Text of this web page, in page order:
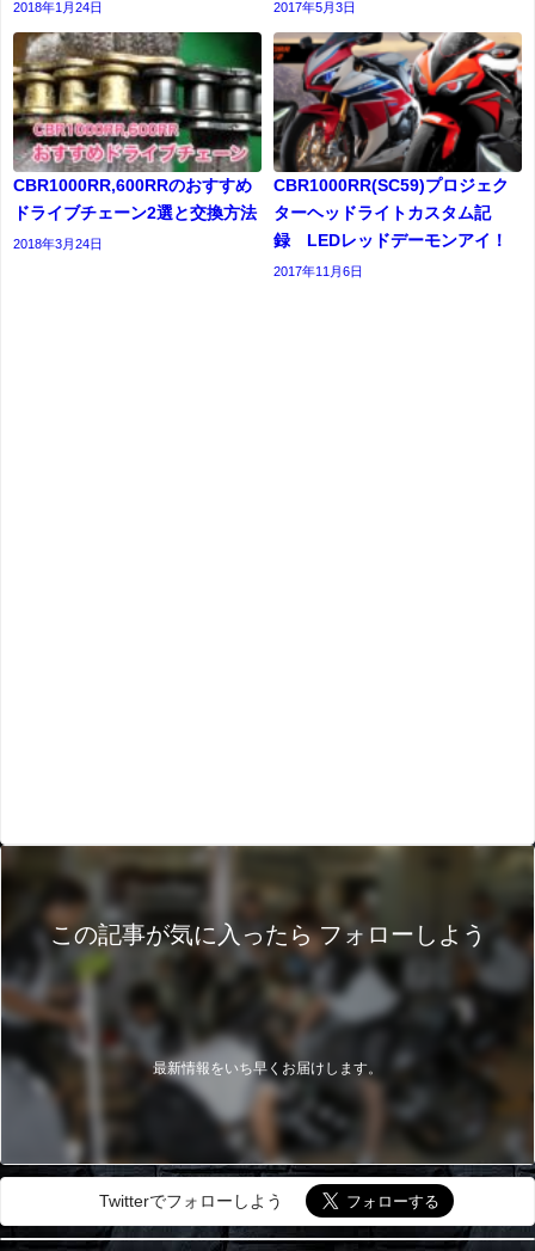
2018年1月24日 2017年5月3日
CBR1000RR,600RRのおすすめ
ドライブチェーン2選と交換方法
2018年3月24日
CBR1000RR(SC59)プロジェク
ターヘッドライトカスタム記
録 LEDレッドデーモンアイ！
2017年11月6日
この記事が気に入ったら フォローしよう
最新情報をいち早くお届けします。
Twitterでフォローしよう